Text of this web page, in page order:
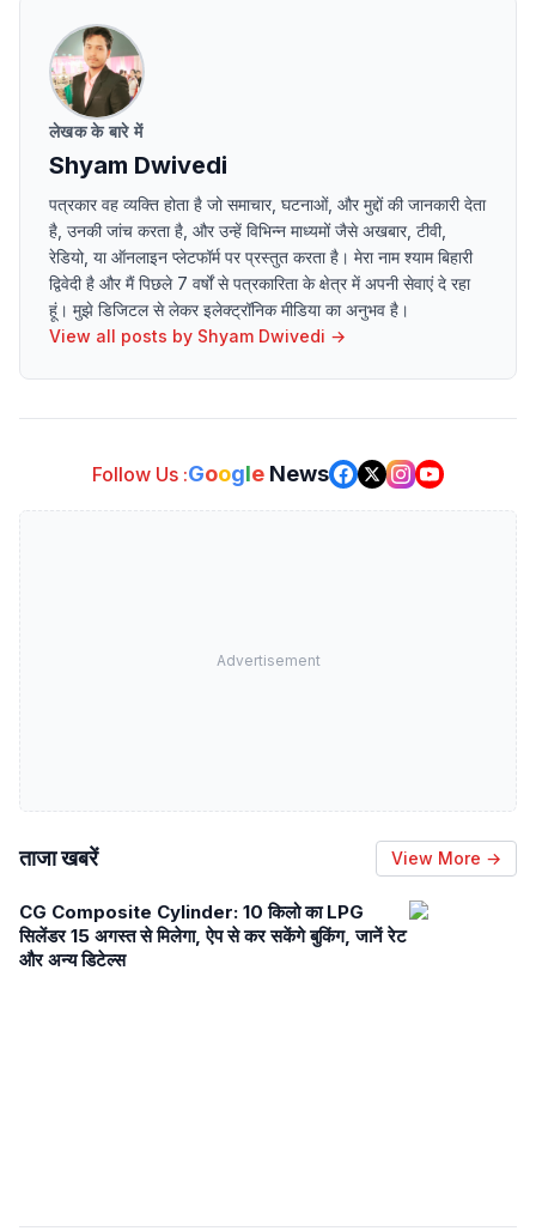
लेखक के बारे में
Shyam Dwivedi
पत्रकार वह व्यक्ति होता है जो समाचार, घटनाओं, और मुद्दों की जानकारी देता
है, उनकी जांच करता है, और उन्हें विभिन्न माध्यमों जैसे अखबार, टीवी,
रेडियो, या ऑनलाइन प्लेटफॉर्म पर प्रस्तुत करता है। मेरा नाम श्याम बिहारी
द्विवेदी है और मैं पिछले 7 वर्षों से पत्रकारिता के क्षेत्र में अपनी सेवाएं दे रहा
हूं। मुझे डिजिटल से लेकर इलेक्ट्रॉनिक मीडिया का अनुभव है।
View all posts by Shyam Dwivedi →
Follow Us :Google News
Advertisement
ताजा खबरें View More →
CG Composite Cylinder: 10 किलो का LPG
सिलेंडर 15 अगस्त से मिलेगा, ऐप से कर सकेंगे बुकिंग, जानें रेट
और अन्य डिटेल्स